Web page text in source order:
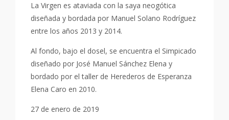
La Virgen es ataviada con la saya neogótica
diseñada y bordada por Manuel Solano Rodríguez
entre los años 2013 y 2014.
Al fondo, bajo el dosel, se encuentra el Simpicado
diseñado por José Manuel Sánchez Elena y
bordado por el taller de Herederos de Esperanza
Elena Caro en 2010.
27 de enero de 2019